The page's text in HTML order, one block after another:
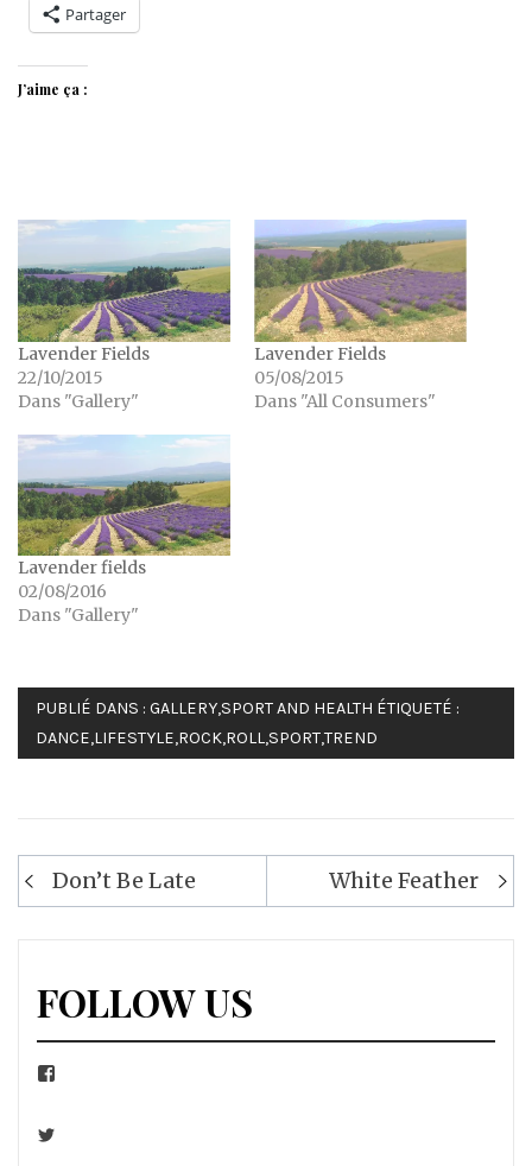
Partager
J’aime ça :
Lavender Fields
22/10/2015
Dans "Gallery"
Lavender Fields
05/08/2015
Dans "All Consumers"
Lavender fields
02/08/2016
Dans "Gallery"
PUBLIÉ DANS : GALLERY,SPORT AND HEALTH ÉTIQUETÉ :
DANCE,LIFESTYLE,ROCK,ROLL,SPORT,TREND
Navigation
de
Don’t Be Late White Feather
FOLLOW US
Facebook
Twitter